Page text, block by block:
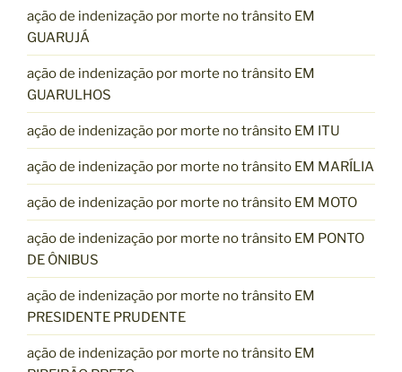
ação de indenização por morte no trânsito EM
GUARUJÁ
ação de indenização por morte no trânsito EM
GUARULHOS
ação de indenização por morte no trânsito EM ITU
ação de indenização por morte no trânsito EM MARÍLIA
ação de indenização por morte no trânsito EM MOTO
ação de indenização por morte no trânsito EM PONTO
DE ÔNIBUS
ação de indenização por morte no trânsito EM
PRESIDENTE PRUDENTE
ação de indenização por morte no trânsito EM